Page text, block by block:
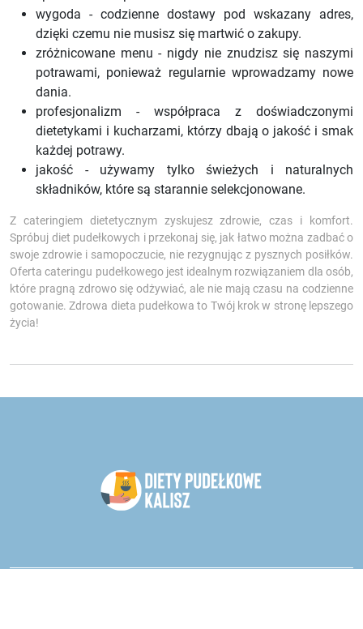
wygoda - codzienne dostawy pod wskazany adres,
dzięki czemu nie musisz się martwić o zakupy.
zróżnicowane menu - nigdy nie znudzisz się naszymi
potrawami, ponieważ regularnie wprowadzamy nowe
dania.
profesjonalizm - współpraca z doświadczonymi
dietetykami i kucharzami, którzy dbają o jakość i smak
każdej potrawy.
jakość - używamy tylko świeżych i naturalnych
składników, które są starannie selekcjonowane.
Z cateringiem dietetycznym zyskujesz zdrowie, czas i komfort.
Spróbuj diet pudełkowych i przekonaj się, jak łatwo można zadbać o
swoje zdrowie i samopoczucie, nie rezygnując z pysznych posiłków.
Oferta cateringu pudełkowego jest idealnym rozwiązaniem dla osób,
które pragną zdrowo się odżywiać, ale nie mają czasu na codzienne
gotowanie. Zdrowa dieta pudełkowa to Twój krok w stronę lepszego
życia!